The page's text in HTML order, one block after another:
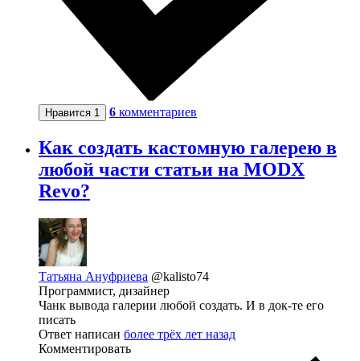
Нравится 1 6 комментариев
Как создать кастомную галерею в
любой части статьи на MODX
Revo?
Татьяна Ануфриева @kalisto74
Программист, дизайнер
Чанк вывода галерии любой создать. И в док-те его
писать
Ответ написан более трёх лет назад
Комментировать